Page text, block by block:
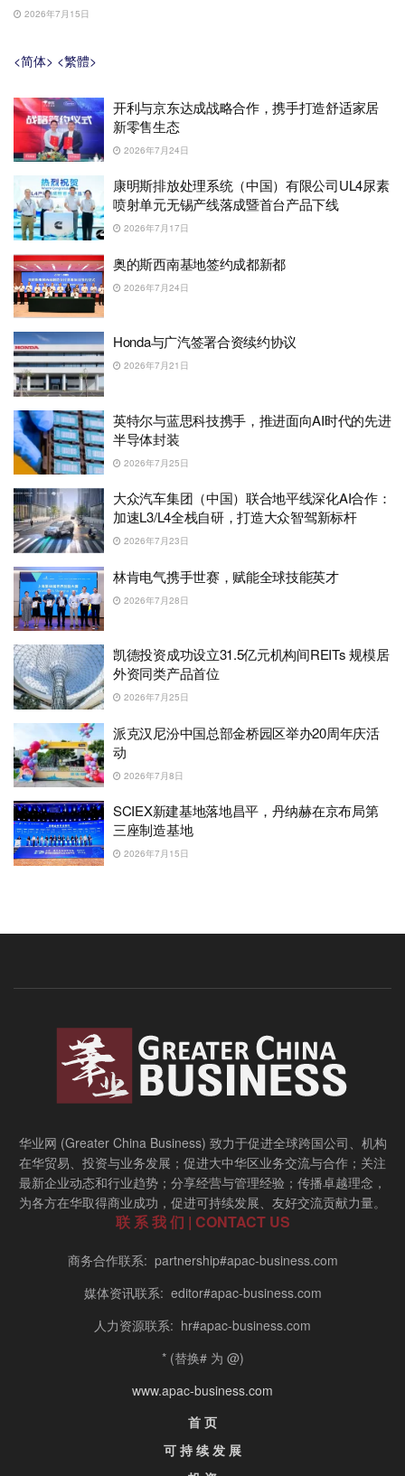
2026年7月15日
<简体> <繁體>
开利与京东达成战略合作，携手打造舒适家居
新零售生态
2026年7月24日
康明斯排放处理系统（中国）有限公司UL4尿素
喷射单元无锡产线落成暨首台产品下线
2026年7月17日
奥的斯西南基地签约成都新都
2026年7月24日
Honda与广汽签署合资续约协议
2026年7月21日
英特尔与蓝思科技携手，推进面向AI时代的先进
半导体封装
2026年7月25日
大众汽车集团（中国）联合地平线深化AI合作：
加速L3/L4全栈自研，打造大众智驾新标杆
2026年7月23日
林肯电气携手世赛，赋能全球技能英才
2026年7月28日
凯德投资成功设立31.5亿元机构间REITs 规模居
外资同类产品首位
2026年7月25日
派克汉尼汾中国总部金桥园区举办20周年庆活
动
2026年7月8日
SCIEX新建基地落地昌平，丹纳赫在京布局第
三座制造基地
2026年7月15日
华业网 (Greater China Business) 致力于促进全球跨国公司、机构
在华贸易、投资与业务发展；促进大中华区业务交流与合作；关注
最新企业动态和行业趋势；分享经营与管理经验；传播卓越理念，
为各方在华取得商业成功，促进可持续发展、友好交流贡献力量。
联 系 我 们 | CONTACT US
商务合作联系: partnership#apac-business.com
媒体资讯联系: editor#apac-business.com
人力资源联系: hr#apac-business.com
* (替换# 为 @)
www.apac-business.com
首 页
可 持 续 发 展